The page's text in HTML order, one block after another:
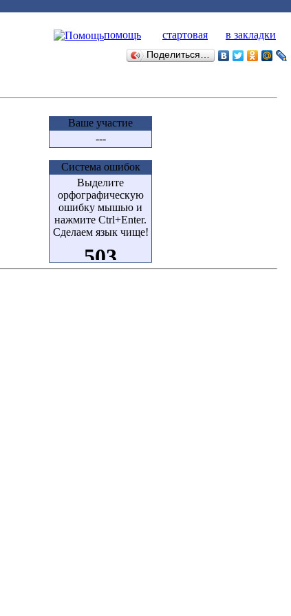
помощь стартовая в закладки
Поделиться…
Ваше участие
---
Система ошибок
Выделите
орфографическую
ошибку мышью и
нажмите Ctrl+Enter.
Сделаем язык чище!